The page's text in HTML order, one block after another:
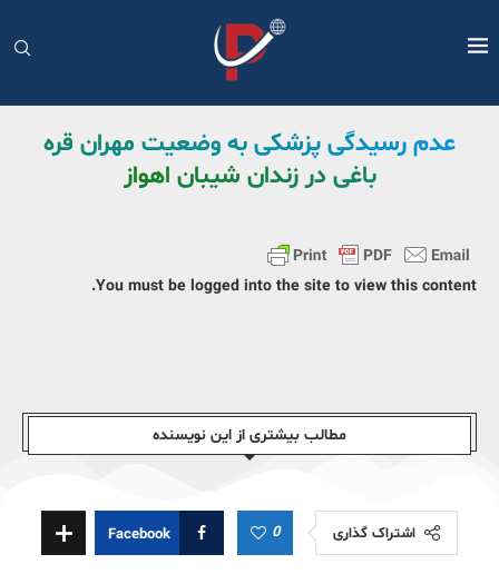
عدم رسیدگی پزشکی به وضعیت مهران قره
باغی در زندان شیبان اهواز
You must be logged into the site to view this content.
مطالب بیشتری از این نویسندە
اشتراک گذاری 0
Facebook